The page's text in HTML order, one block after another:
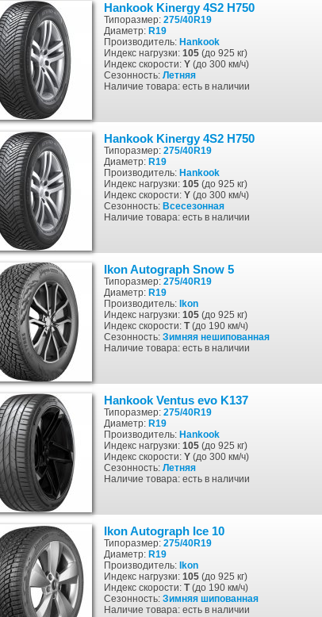
Hankook Kinergy 4S2 H750
Типоразмер: 275/40R19
Диаметр: R19
Производитель: Hankook
Индекс нагрузки: 105 (до 925 кг)
Индекс скорости: Y (до 300 км/ч)
Сезонность: Летняя
Наличие товара: есть в наличии
Hankook Kinergy 4S2 H750
Типоразмер: 275/40R19
Диаметр: R19
Производитель: Hankook
Индекс нагрузки: 105 (до 925 кг)
Индекс скорости: Y (до 300 км/ч)
Сезонность: Всесезонная
Наличие товара: есть в наличии
Ikon Autograph Snow 5
Типоразмер: 275/40R19
Диаметр: R19
Производитель: Ikon
Индекс нагрузки: 105 (до 925 кг)
Индекс скорости: T(до 190 км/ч)
Сезонность: Зимняя нешипованная
Наличие товара: есть в наличии
Hankook Ventus evo K137
Типоразмер: 275/40R19
Диаметр: R19
Производитель: Hankook
Индекс нагрузки: 105 (до 925 кг)
Индекс скорости: Y (до 300 км/ч)
Сезонность: Летняя
Наличие товара: есть в наличии
Ikon Autograph Ice 10
Типоразмер: 275/40R19
Диаметр: R19
Производитель: Ikon
Индекс нагрузки: 105 (до 925 кг)
Индекс скорости: T(до 190 км/ч)
Сезонность: Зимняя шипованная
Наличие товара: есть в наличии